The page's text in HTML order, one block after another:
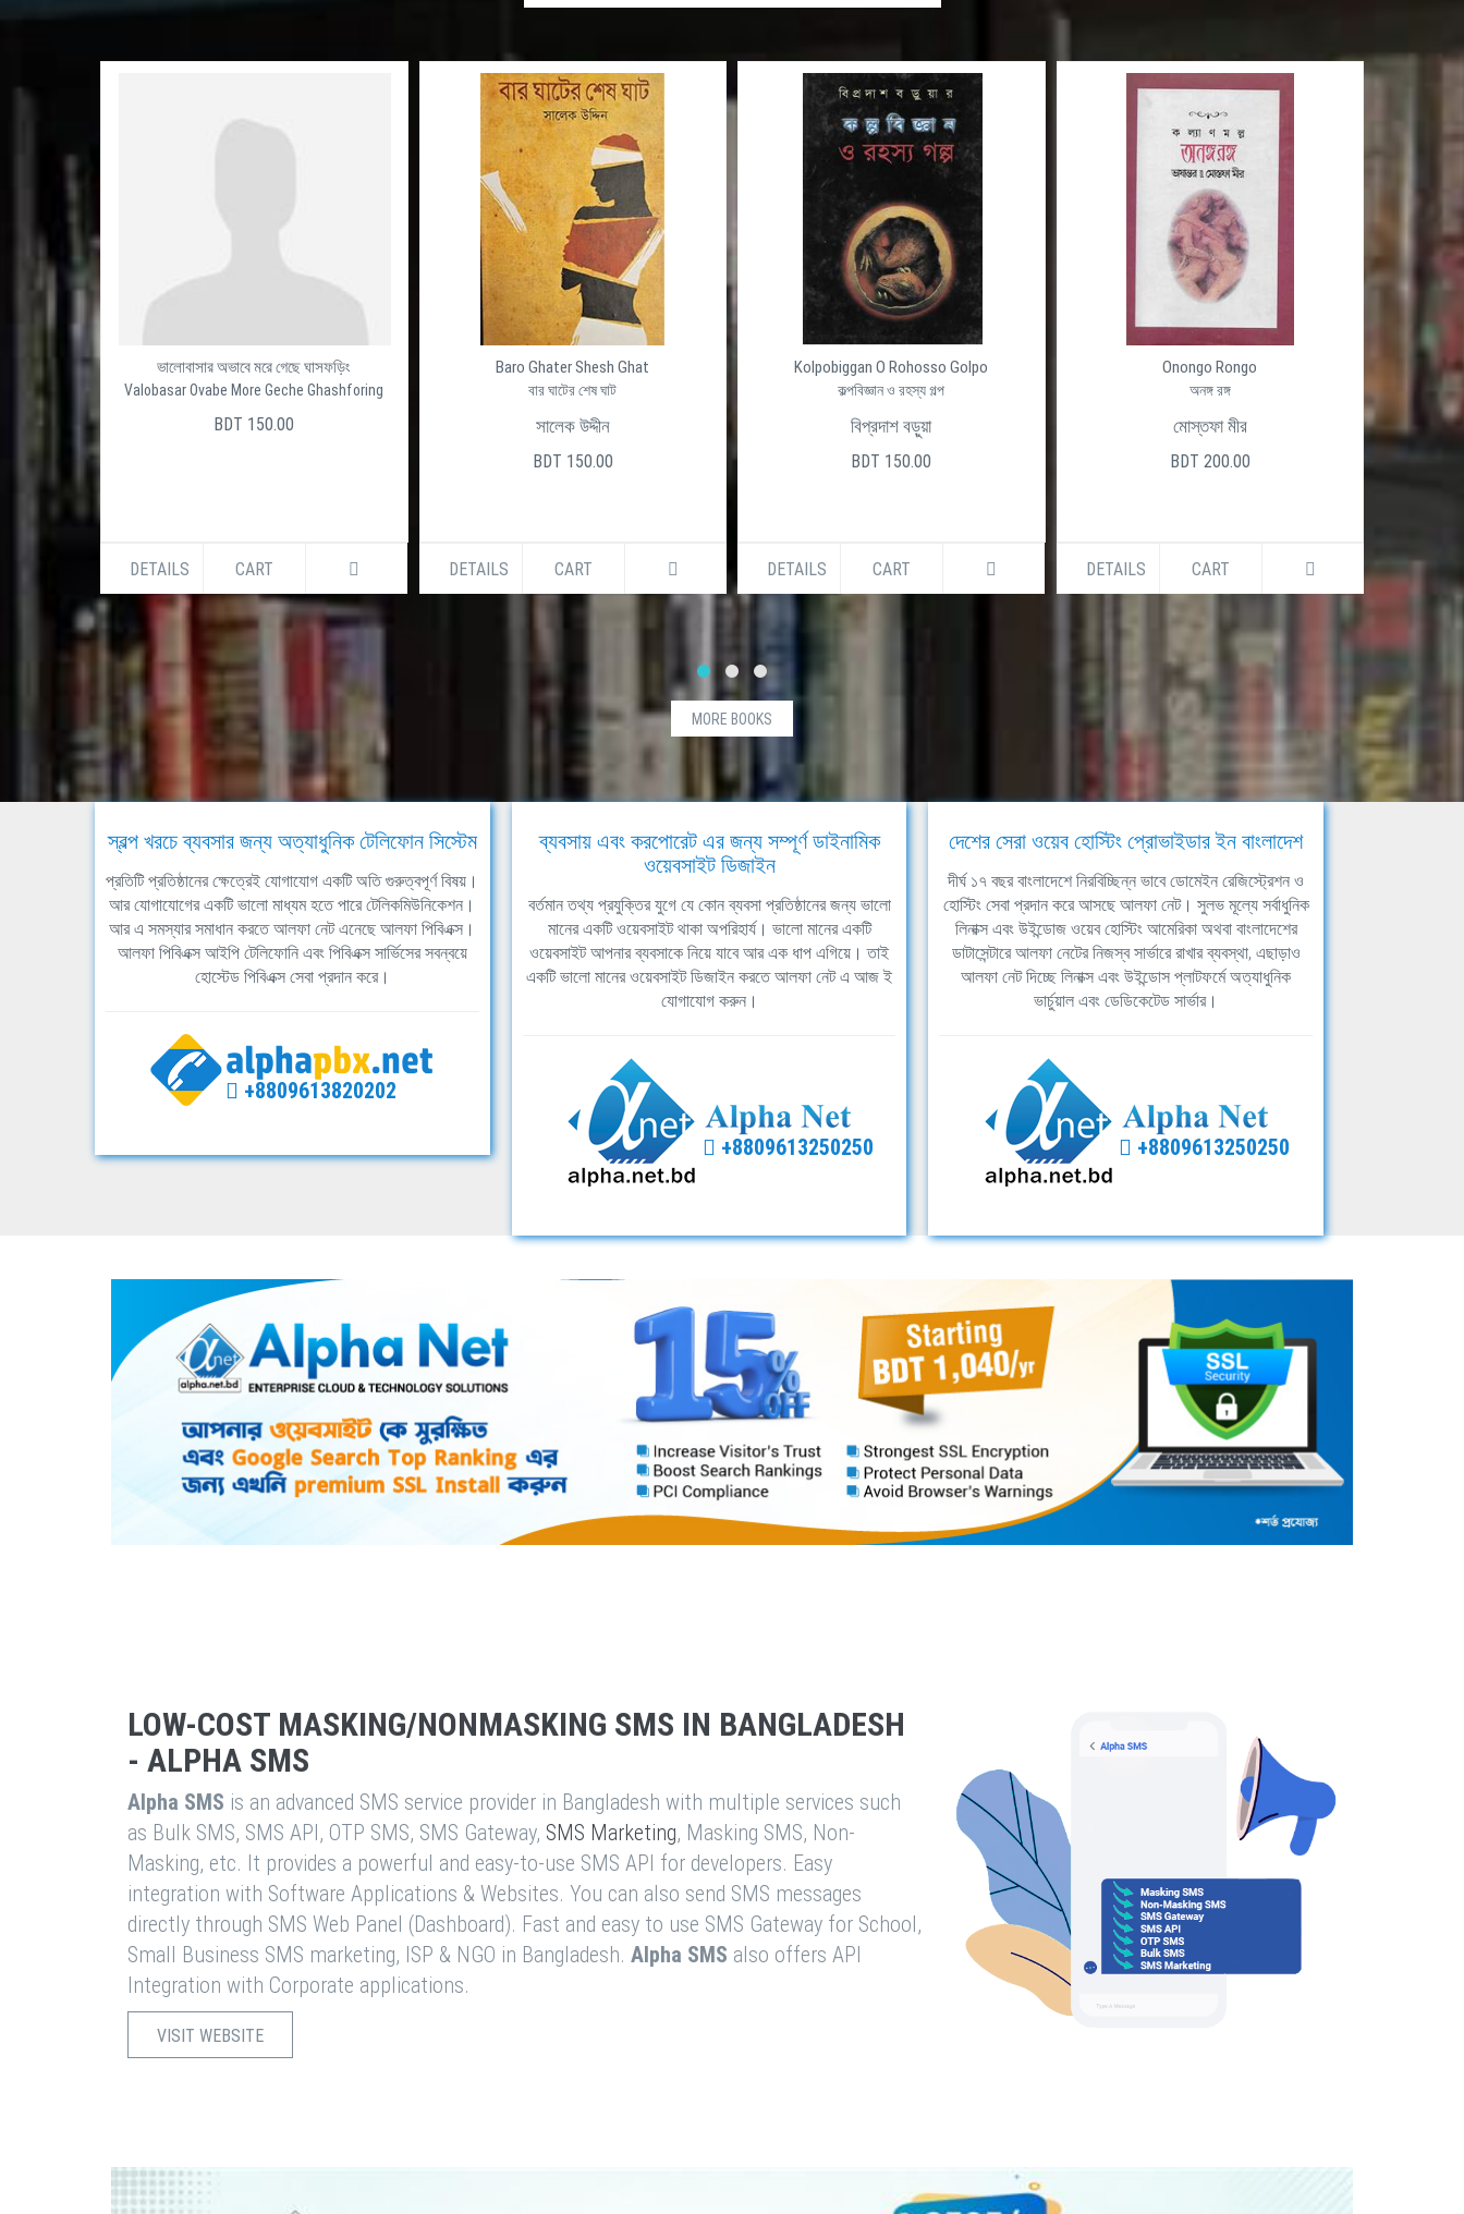
ভালোবাসার অভাবে মরে গেছে ঘাসফড়িং
Valobasar Ovabe More Geche Ghashforing
BDT 150.00
DETAILS CART
Baro Ghater Shesh Ghat
বার ঘাটের শেষ ঘাট
সালেক উদ্দীন
BDT 150.00
DETAILS CART
Kolpobiggan O Rohosso Golpo
কল্পবিজ্ঞান ও রহস্য গল্প
বিপ্রদাশ বড়ুয়া
BDT 150.00
DETAILS CART
Onongo Rongo
অনঙ্গ রঙ্গ
মোস্তফা মীর
BDT 200.00
DETAILS CART
MORE BOOKS
স্বল্প খরচে ব্যবসার জন্য অত্যাধুনিক টেলিফোন সিস্টেম
প্রতিটি প্রতিষ্ঠানের ক্ষেত্রেই যোগাযোগ একটি অতি গুরুত্বপূর্ণ বিষয়।
আর যোগাযোগের একটি ভালো মাধ্যম হতে পারে টেলিকমিউনিকেশন।
আর এ সমস্যার সমাধান করতে আলফা নেট এনেছে আলফা পিবিএক্স।
আলফা পিবিএক্স আইপি টেলিফোনি এবং পিবিএক্স সার্ভিসের সবন্বয়ে
হোস্টেড পিবিএক্স সেবা প্রদান করে।
+8809613820202
ব্যবসায় এবং করপোরেট এর জন্য সম্পূর্ণ ডাইনামিক
ওয়েবসাইট ডিজাইন
বর্তমান তথ্য প্রযুক্তির যুগে যে কোন ব্যবসা প্রতিষ্ঠানের জন্য ভালো
মানের একটি ওয়েবসাইট থাকা অপরিহার্য। ভালো মানের একটি
ওয়েবসাইট আপনার ব্যবসাকে নিয়ে যাবে আর এক ধাপ এগিয়ে। তাই
একটি ভালো মানের ওয়েবসাইট ডিজাইন করতে আলফা নেট এ আজ ই
যোগাযোগ করুন।
+8809613250250
দেশের সেরা ওয়েব হোস্টিং প্রোভাইডার ইন বাংলাদেশ
দীর্ঘ ১৭ বছর বাংলাদেশে নিরবিচ্ছিন্ন ভাবে ডোমেইন রেজিস্ট্রেশন ও
হোস্টিং সেবা প্রদান করে আসছে আলফা নেট। সুলভ মূল্যে সর্বাধুনিক
লিনাক্স এবং উইন্ডোজ ওয়েব হোস্টিং আমেরিকা অথবা বাংলাদেশের
ডাটাসেন্টারে আলফা নেটের নিজস্ব সার্ভারে রাখার ব্যবস্থা, এছাড়াও
আলফা নেট দিচ্ছে লিনাক্স এবং উইন্ডোস প্লাটফর্মে অত্যাধুনিক
ভার্চুয়াল এবং ডেডিকেটেড সার্ভার।
+8809613250250
LOW-COST MASKING/NONMASKING SMS IN BANGLADESH
- ALPHA SMS
Alpha SMS is an advanced SMS service provider in Bangladesh with multiple services such
as Bulk SMS, SMS API, OTP SMS, SMS Gateway, SMS Marketing, Masking SMS, Non-
Masking, etc. It provides a powerful and easy-to-use SMS API for developers. Easy
integration with Software Applications & Websites. You can also send SMS messages
directly through SMS Web Panel (Dashboard). Fast and easy to use SMS Gateway for School,
Small Business SMS marketing, ISP & NGO in Bangladesh. Alpha SMS also offers API
Integration with Corporate applications.
VISIT WEBSITE